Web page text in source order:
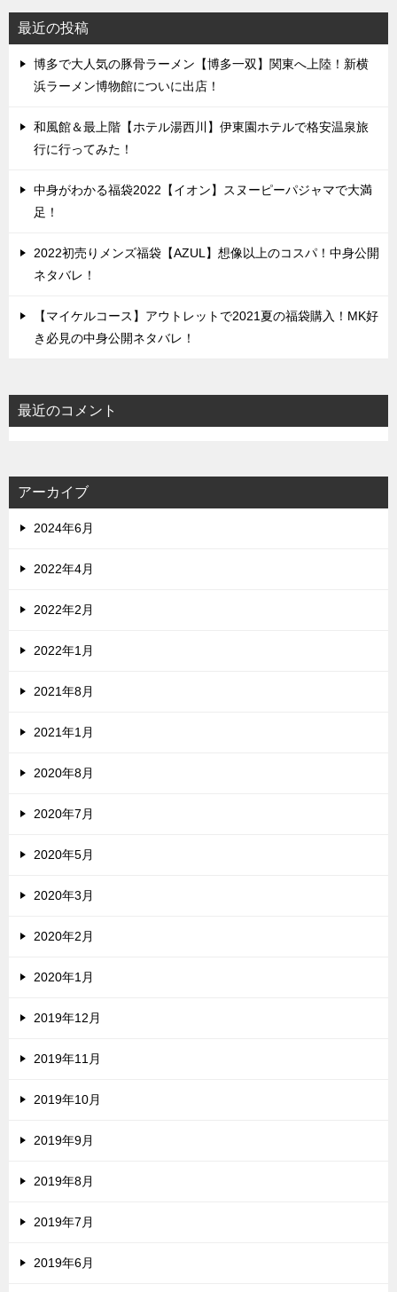
最近の投稿
博多で大人気の豚骨ラーメン【博多一双】関東へ上陸！新横
浜ラーメン博物館についに出店！
和風館＆最上階【ホテル湯西川】伊東園ホテルで格安温泉旅
行に行ってみた！
中身がわかる福袋2022【イオン】スヌーピーパジャマで大満
足！
2022初売りメンズ福袋【AZUL】想像以上のコスパ！中身公開
ネタバレ！
【マイケルコース】アウトレットで2021夏の福袋購入！MK好
き必見の中身公開ネタバレ！
最近のコメント
アーカイブ
2024年6月
2022年4月
2022年2月
2022年1月
2021年8月
2021年1月
2020年8月
2020年7月
2020年5月
2020年3月
2020年2月
2020年1月
2019年12月
2019年11月
2019年10月
2019年9月
2019年8月
2019年7月
2019年6月